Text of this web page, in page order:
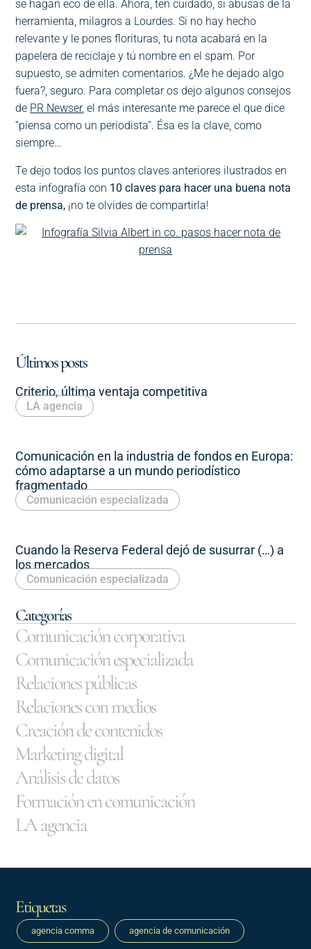
se hagan eco de ella. Ahora, ten cuidado, si abusas de la
herramienta, milagros a Lourdes. Si no hay hecho
relevante y le pones florituras, tu nota acabará en la
papelera de reciclaje y tú nombre en el spam. Por
supuesto, se admiten comentarios. ¿Me he dejado algo
fuera?, seguro. Para completar os dejo algunos consejos
de PR Newser, el más interesante me parece el que dice
“piensa como un periodista”. Ésa es la clave, como
siempre…
Te dejo todos los puntos claves anteriores ilustrados en
esta infografía con 10 claves para hacer una buena nota
de prensa, ¡no te olvides de compartirla!
Últimos posts
Criterio, última ventaja competitiva
LA agencia
Comunicación en la industria de fondos en Europa:
cómo adaptarse a un mundo periodístico
fragmentado
Comunicación especializada
Cuando la Reserva Federal dejó de susurrar (…) a
los mercados
Comunicación especializada
Categorías
Comunicación corporativa
Comunicación especializada
Relaciones públicas
Relaciones con medios
Creación de contenidos
Marketing digital
Análisis de datos
Formación en comunicación
LA agencia
Etiquetas
agencia comma agencia de comunicación